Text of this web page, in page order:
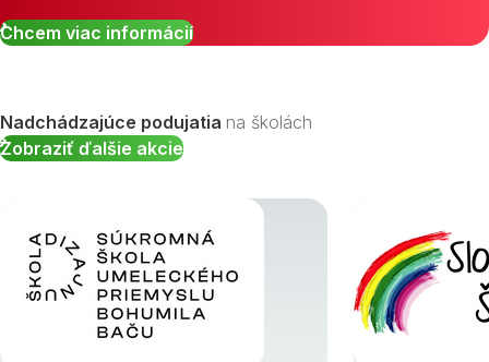
Chcem viac informácií
Nadchádzajúce podujatia na školách
Zobraziť ďalšie akcie